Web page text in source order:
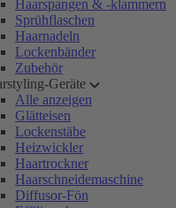
Haarspangen & -klammern
Sprühflaschen
Haarnadeln
Lockenbänder
Zubehör
Geräte
Alle anzeigen
Glätteisen
Lockenstäbe
Heizwickler
Haartrockner
Haarschneidemaschine
Diffusor-Fön